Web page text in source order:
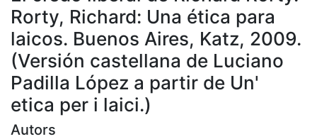
Rorty, Richard: Una ética para
laicos. Buenos Aires, Katz, 2009.
(Versión castellana de Luciano
Padilla López a partir de Un'
etica per i laici.)
Autors